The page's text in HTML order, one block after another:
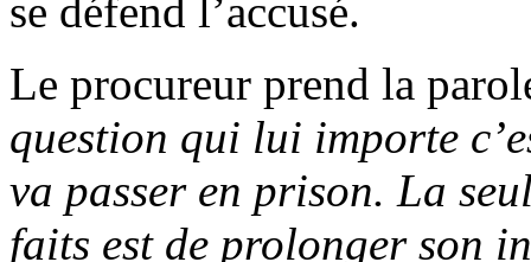
se défend l’accusé.
Le procureur prend la
question qui lui importe
va passer en prison. La
faits est de prolonger son